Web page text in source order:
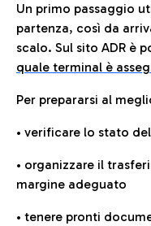
Un primo passaggio
partenza, così da
scalo. Sul sito ADR è
quale terminal è
Per prepararsi al
• verificare lo stato
• organizzare il
margine adeguato
• tenere pronti